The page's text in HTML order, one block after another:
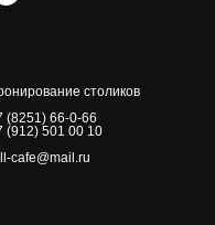
столиков
(8251) 66-0-66
(912) 501 00 10
cafe@mail.ru